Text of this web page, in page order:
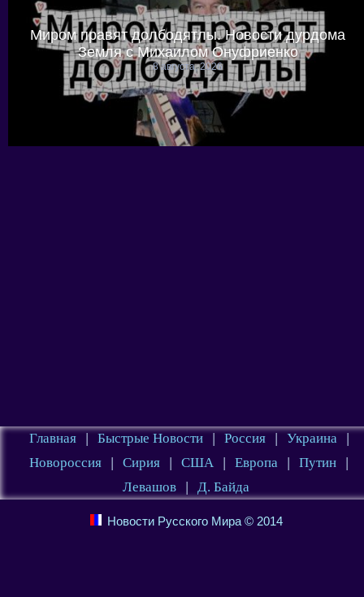
Миром правят долбодятлы. Новости дурдома
Земля с Михаилом Онуфриенко
8 августа, 2026
Главная | Быстрые Новости | Россия | Украина
|
Новороссия
| Сирия | США | Европа | Путин
|
Левашов
| Д. Байда
Новости Русского Мира © 2014